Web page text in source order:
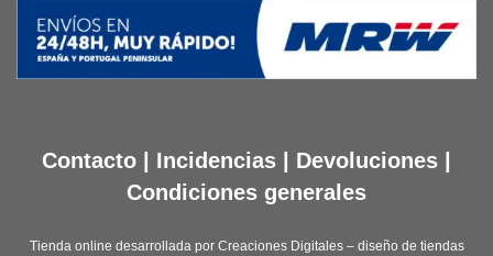
Contacto Incidencias Devoluciones
Condiciones generales
Tienda online desarrollada por Creaciones Digitales – diseño de tiendas